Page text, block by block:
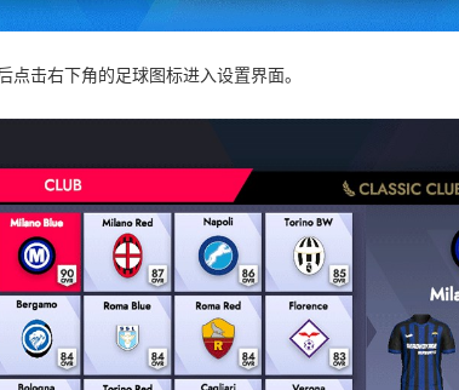
点击右下角的足球图标进入设置界面。